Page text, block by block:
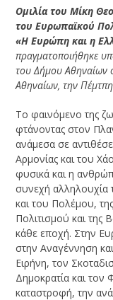
Oμιλία του Μίκη
του Ευρωπαϊκού
«Η Ευρώπη και η
πραγματοποιήθηκε
του Δήμου
Αθηναίων, την
Το φαινόμενο της
φτάνοντας στον
ανάμεσα σε
Αρμονίας και του
φυσικά και η
συνεχή αλληλουχία
και του Πολέμου,
Πολιτισμού και της
κάθε εποχή. Στην
στην Αναγέννηση
Ειρήνη, τον
Δημοκρατία και τον
καταστροφή, την